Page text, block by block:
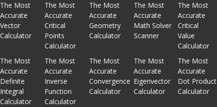
The Most
Accurate
Vector
Calculator
The Most
Accurate
Critical
Points
Calculator
The Most
Accurate
Geometry
Calculator
The Most
Accurate
Math Solver
Scanner
The Most
Accurate
Critical
Value
Calculator
The Most
Accurate
Definite
Integral
Calculator
The Most
Accurate
Inverse
Function
Calculator
The Most
Accurate
Convergence
Calculator
The Most
Accurate
Eigenvector
Calculator
The Most
Accurate
Dot Product
Calculator